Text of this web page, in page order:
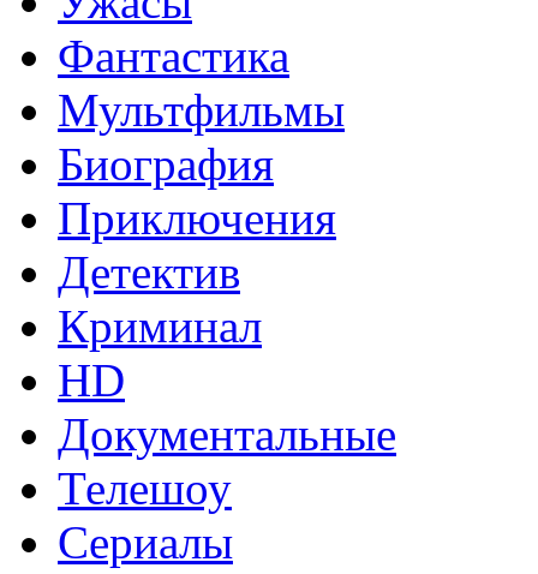
Фантастика
Мультфильмы
Биография
Приключения
Детектив
Криминал
HD
Документальные
Телешоу
Сериалы